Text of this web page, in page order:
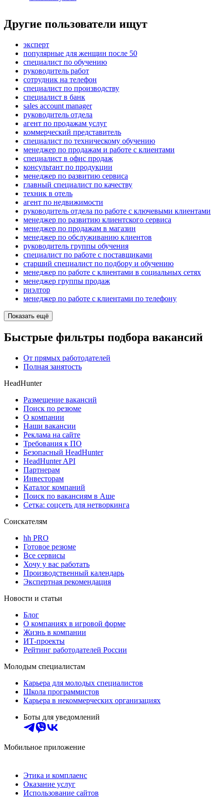
Другие пользователи ищут
эксперт
популярные для женщин после 50
специалист по обучению
руководитель работ
сотрудник на телефон
специалист по производству
специалист в банк
sales account manager
руководитель отдела
агент по продажам услуг
коммерческий представитель
специалист по техническому обучению
менеджер по продажам и работе с клиентами
специалист в офис продаж
консультант по продукции
менеджер по развитию сервиса
главный специалист по качеству
техник в отель
агент по недвижимости
руководитель отдела по работе с ключевыми клиентами
менеджер по развитию клиентского сервиса
менеджер по продажам в магазин
менеджер по обслуживанию клиентов
руководитель группы обучения
специалист по работе с поставщиками
старший специалист по подбору и обучению
менеджер по работе с клиентами в социальных сетях
менеджер группы продаж
риэлтор
менеджер по работе с клиентами по телефону
Показать ещё
Быстрые фильтры подбора вакансий
От прямых работодателей
Полная занятость
HeadHunter
Размещение вакансий
Поиск по резюме
О компании
Наши вакансии
Реклама на сайте
Требования к ПО
Безопасный HeadHunter
HeadHunter API
Партнерам
Инвесторам
Каталог компаний
Поиск по вакансиям в Аше
Сетка: соцсеть для нетворкинга
Соискателям
hh PRO
Готовое резюме
Все сервисы
Хочу у вас работать
Производственный календарь
Экспертная рекомендация
Новости и статьи
Блог
О компаниях в игровой форме
Жизнь в компании
ИТ-проекты
Рейтинг работодателей России
Молодым специалистам
Карьера для молодых специалистов
Школа программистов
Карьера в некоммерческих организациях
Боты для уведомлений
Мобильное приложение
Этика и комплаенс
Оказание услуг
Использование сайтов